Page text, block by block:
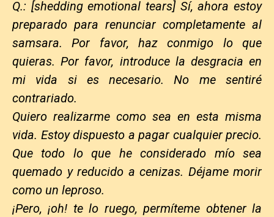
Q.: [shedding emotional tears] Sí, ahora estoy
preparado para renunciar completamente al
samsara. Por favor, haz conmigo lo que
quieras. Por favor, introduce la desgracia en
mi vida si es necesario. No me sentiré
contrariado.
Quiero realizarme como sea en esta misma
vida. Estoy dispuesto a pagar cualquier precio.
Que todo lo que he considerado mío sea
quemado y reducido a cenizas. Déjame morir
como un leproso.
¡Pero, ¡oh! te lo ruego, permíteme obtener la